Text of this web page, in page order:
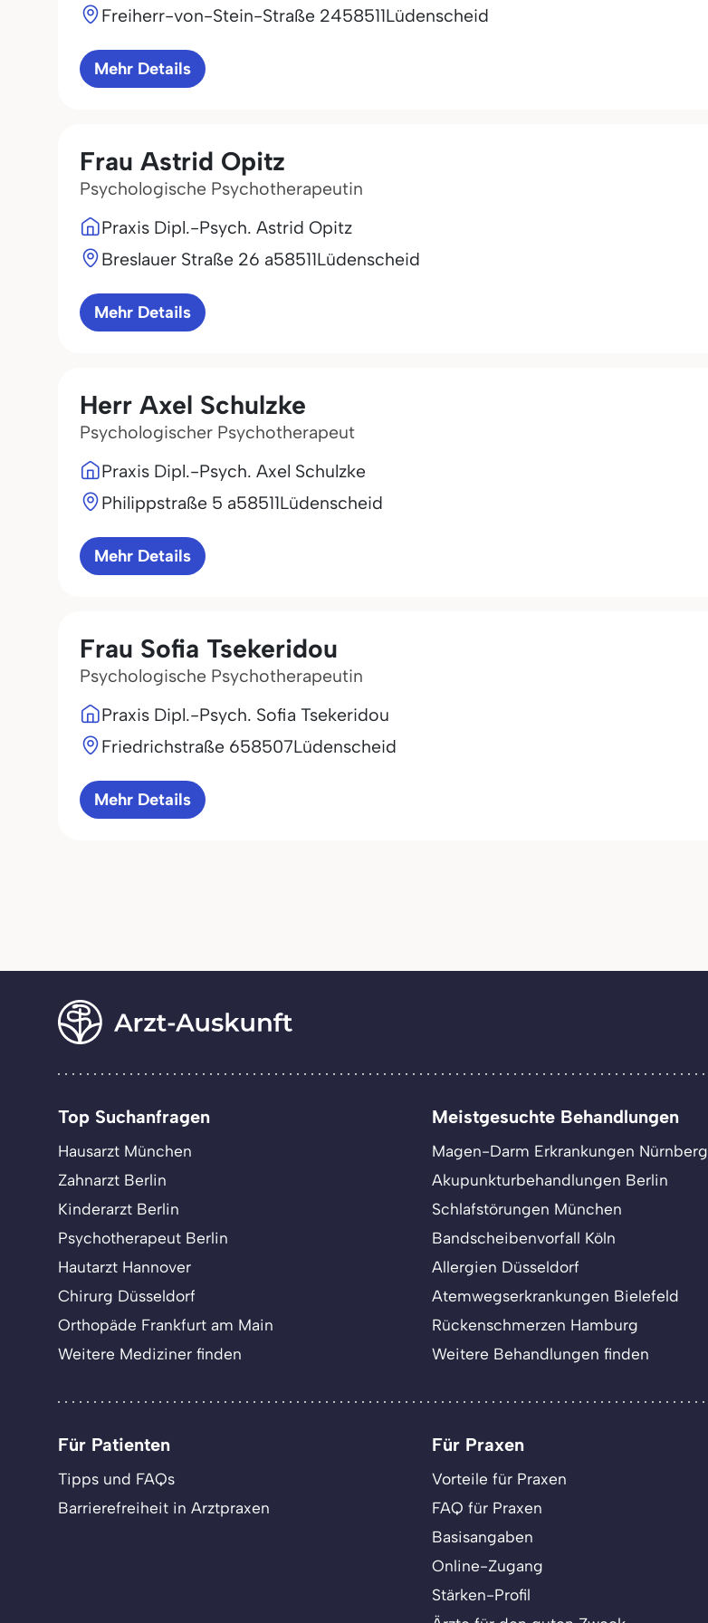
Freiherr-von-Stein-Straße 2458511Lüdenscheid
Mehr Details
Frau Astrid Opitz
Psychologische Psychotherapeutin
Praxis Dipl.-Psych. Astrid Opitz
Breslauer Straße 26 a58511Lüdenscheid
Mehr Details
Herr Axel Schulzke
Psychologischer Psychotherapeut
Praxis Dipl.-Psych. Axel Schulzke
Philippstraße 5 a58511Lüdenscheid
Mehr Details
Frau Sofia Tsekeridou
Psychologische Psychotherapeutin
Praxis Dipl.-Psych. Sofia Tsekeridou
Friedrichstraße 658507Lüdenscheid
Mehr Details
Top Suchanfragen
Hausarzt München
Zahnarzt Berlin
Kinderarzt Berlin
Psychotherapeut Berlin
Hautarzt Hannover
Chirurg Düsseldorf
Orthopäde Frankfurt am Main
Weitere Mediziner finden
Meistgesuchte Behandlungen
Magen-Darm Erkrankungen Nürnberg
Akupunkturbehandlungen Berlin
Schlafstörungen München
Bandscheibenvorfall Köln
Allergien Düsseldorf
Atemwegserkrankungen Bielefeld
Rückenschmerzen Hamburg
Weitere Behandlungen finden
Für Patienten
Tipps und FAQs
Barrierefreiheit in Arztpraxen
Für Praxen
Vorteile für Praxen
FAQ für Praxen
Basisangaben
Online-Zugang
Stärken-Profil